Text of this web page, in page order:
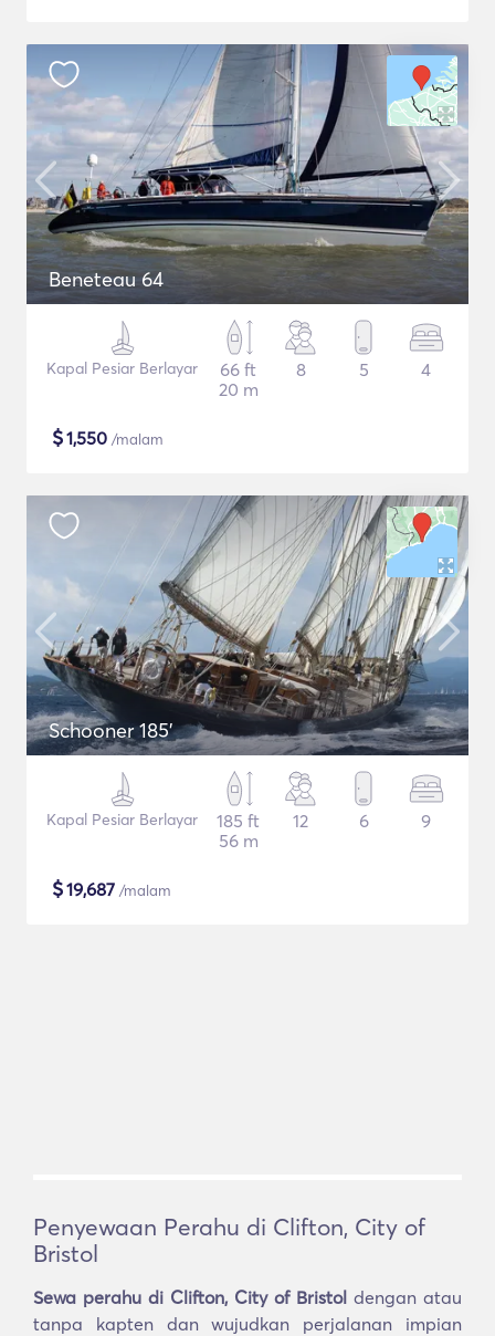
Beneteau 64
Kapal Pesiar Berlayar
66 ft
20 m
8 5 4
$1,550 /malam
Schooner 185'
Kapal Pesiar Berlayar
185 ft
56 m
12 6 9
$19,687 /malam
Penyewaan Perahu di Clifton, City of
Bristol
Sewa perahu di Clifton, City of Bristol dengan atau
tanpa kapten dan wujudkan perjalanan impian